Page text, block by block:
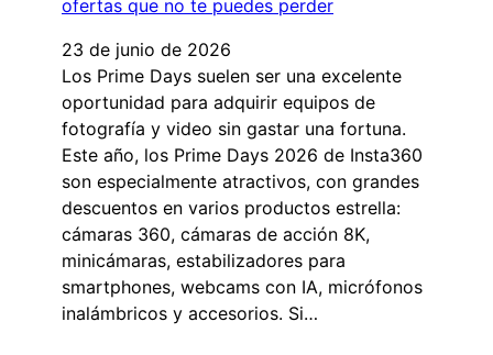
23 de junio de 2026
Los Prime Days suelen ser una excelente
oportunidad para adquirir equipos de
fotografía y video sin gastar una fortuna.
Este año, los Prime Days 2026 de Insta360
son especialmente atractivos, con grandes
descuentos en varios productos estrella:
cámaras 360, cámaras de acción 8K,
minicámaras, estabilizadores para
smartphones, webcams con IA, micrófonos
inalámbricos y accesorios. Si…